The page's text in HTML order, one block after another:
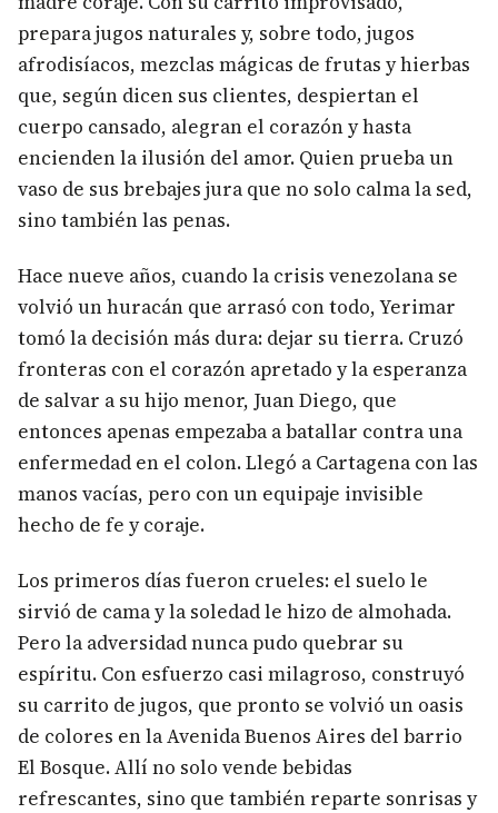
prepara jugos naturales y, sobre todo, jugos
afrodisíacos, mezclas mágicas de frutas y hierbas
que, según dicen sus clientes, despiertan el
cuerpo cansado, alegran el corazón y hasta
encienden la ilusión del amor. Quien prueba un
vaso de sus brebajes jura que no solo calma la sed,
sino también las penas.
Hace nueve años, cuando la crisis venezolana se
volvió un huracán que arrasó con todo, Yerimar
tomó la decisión más dura: dejar su tierra. Cruzó
fronteras con el corazón apretado y la esperanza
de salvar a su hijo menor, Juan Diego, que
entonces apenas empezaba a batallar contra una
enfermedad en el colon. Llegó a Cartagena con las
manos vacías, pero con un equipaje invisible
hecho de fe y coraje.
Los primeros días fueron crueles: el suelo le
sirvió de cama y la soledad le hizo de almohada.
Pero la adversidad nunca pudo quebrar su
espíritu. Con esfuerzo casi milagroso, construyó
su carrito de jugos, que pronto se volvió un oasis
de colores en la Avenida Buenos Aires del barrio
El Bosque. Allí no solo vende bebidas
refrescantes, sino que también reparte sonrisas y